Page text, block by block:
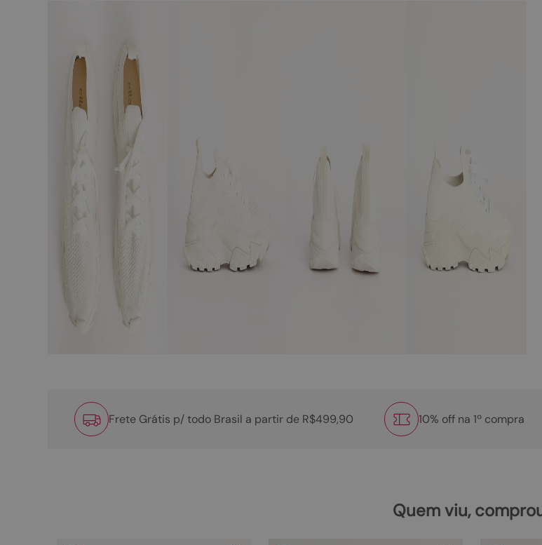
Frete Grátis p/ todo Brasil a partir de R$499,90 10% off na 1º compra
Quem viu,